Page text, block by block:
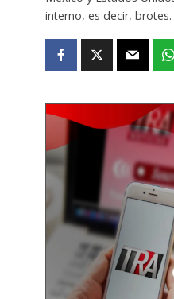
interno, es decir, brotes.